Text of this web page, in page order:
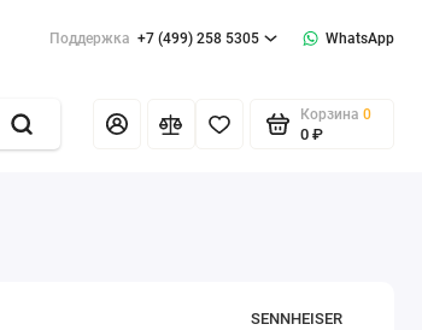
Поддержка +7 (499) 258 5305 WhatsApp
Корзина 0
0 ₽
SENNHEISER